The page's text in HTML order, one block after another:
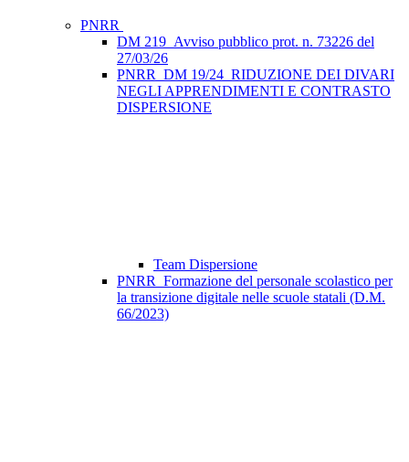
PNRR
DM 219_Avviso pubblico prot. n. 73226 del
27/03/26
PNRR_DM 19/24_RIDUZIONE DEI DIVARI
NEGLI APPRENDIMENTI E CONTRASTO
DISPERSIONE
Team Dispersione
PNRR_Formazione del personale scolastico per
la transizione digitale nelle scuole statali (D.M.
66/2023)